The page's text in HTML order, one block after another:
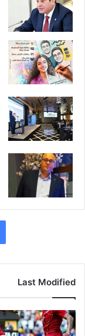
Last Modified